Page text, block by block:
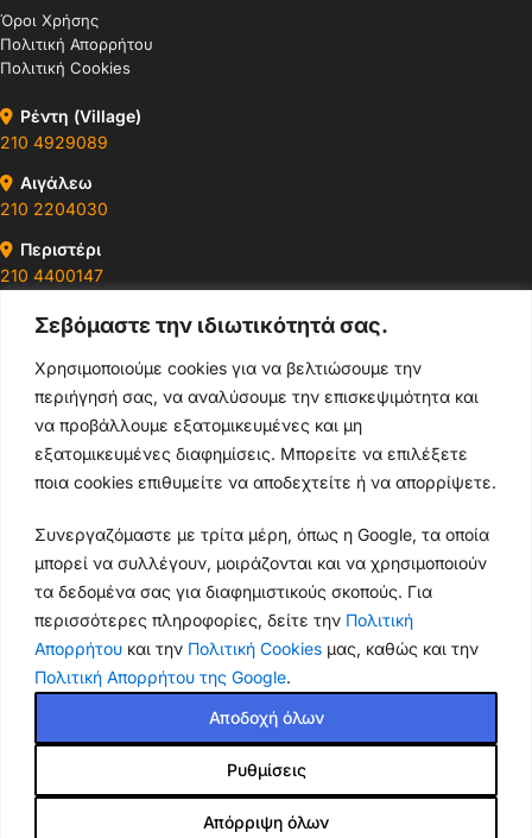
Σεβόμαστε την ιδιωτικότητά σας.
Χρησιμοποιούμε cookies για να βελτιώσουμε την
περιήγησή σας, να αναλύσουμε την επισκεψιμότητα και
να προβάλλουμε εξατομικευμένες και μη
εξατομικευμένες διαφημίσεις. Μπορείτε να επιλέξετε
ποια cookies επιθυμείτε να αποδεχτείτε ή να απορρίψετε.
Συνεργαζόμαστε με τρίτα μέρη, όπως η Google, τα οποία
μπορεί να συλλέγουν, μοιράζονται και να χρησιμοποιούν
τα δεδομένα σας για διαφημιστικούς σκοπούς. Για
περισσότερες πληροφορίες, δείτε την Πολιτική
Απορρήτου και την Πολιτική Cookies μας, καθώς και την
Πολιτική Απορρήτου της Google.
Ρυθμίσεις
Απόρριψη όλων
Αποδοχή όλων
Όροι Χρήσης
Πολιτική Απορρήτου
Πολιτική Cookies
Ρέντη (Village)
210 4929089
Αιγάλεω
210 2204030
Περιστέρι
210 4400147
Ωράρια & Διευθύνσεις →
210 4929089
Κεντρικό τηλέφωνο
info@thikishop.gr
Δευ - Σάβ: 10:00 - 21:00
ΔΩΡΕΑΝ ΑΠΟΣΤΟΛΗ
για παραγγελίες άνω των 35€
Copyright 2025 Powered by ThikiShop.
Θήκη Samsung Galaxy A31
OEM Mirror Surface γυαλιστερή
με βάση στήριξης, υποδοχές
11.90€